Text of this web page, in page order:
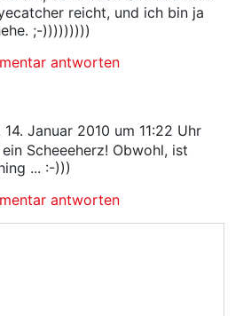
reicht, und ich bin ja
;-)))))))))
antworten
Januar 2010 um 11:22 Uhr
Scheeeherz! Obwohl, ist
... :-)))
antworten